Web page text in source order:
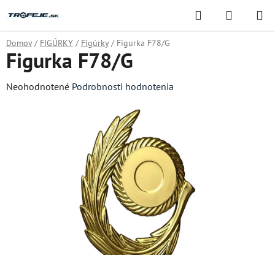
na
obsah
Hľadať
KOŠÍK
Domov / FIGÚRKY / Figúrky / Figurka F78/G
Figurka F78/G
Priemerné
Neohodnotené Podrobnosti hodnotenia